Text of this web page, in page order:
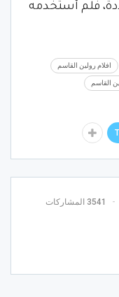
فلم أستخدمه
افلام رولين القاسم
القاسم
3541 المشاركات